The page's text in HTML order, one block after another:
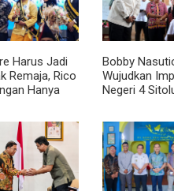
Harus Jadi
Remaja, Rico
Hanya
Bobby
Wujudkan
Negeri 4